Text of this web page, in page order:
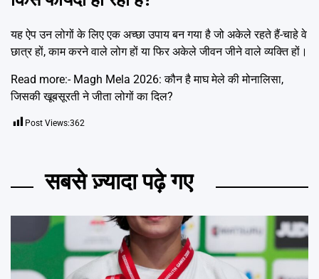
यह ऐप उन लोगों के लिए एक अच्छा उपाय बन गया है जो अकेले रहते हैं-चाहे वे
छात्र हों, काम करने वाले लोग हों या फिर अकेले जीवन जीने वाले व्यक्ति हों।
Read more:- Magh Mela 2026: कौन है माघ मेले की मोनालिसा,
जिसकी खूबसूरती ने जीता लोगों का दिल?
Post Views:362
सबसे ज़्यादा पढ़े गए